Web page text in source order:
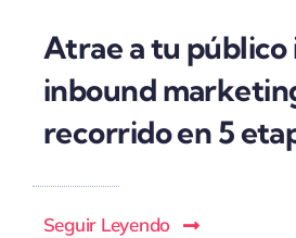
Atrae a tu público
inbound
recorrido en 5
Seguir Leyendo